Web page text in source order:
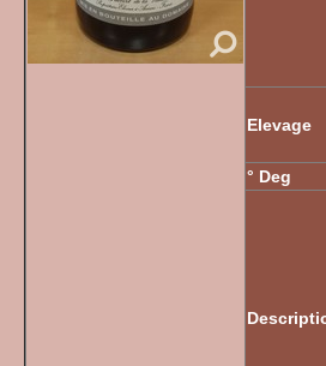
Elevage
° Deg